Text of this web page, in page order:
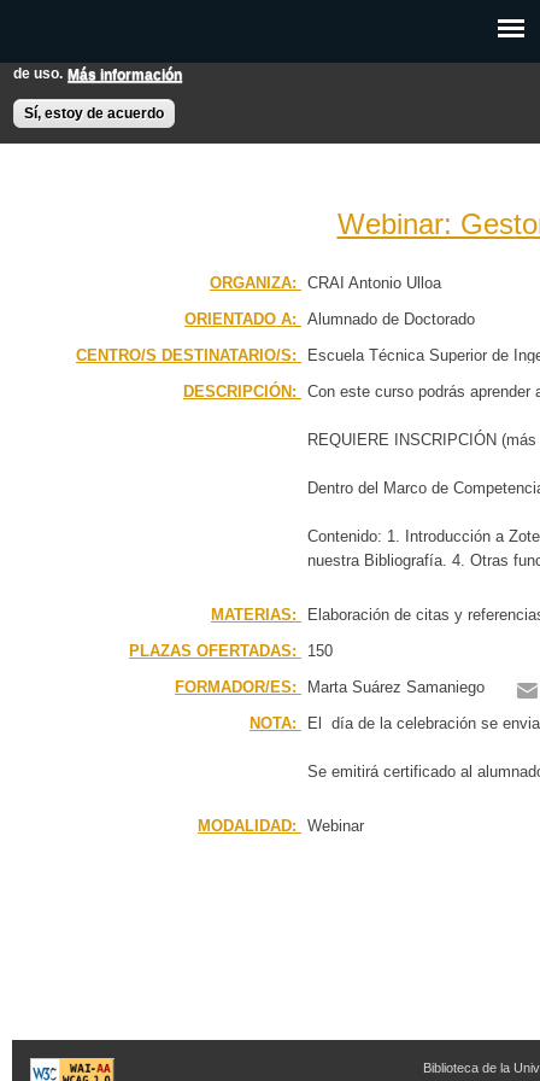
Esta web utiliza cookies para mejorar su experiencia de usuario.
de uso. Más información
Sí, estoy de acuerdo
principal
EXPON@us.es
PÁGINA PRINCIPAL
BÚSQUEDA AVANZADA
Webinar:
ORGANIZA:
CRAI Antonio Ulloa
ORIENTADO A:
Alumnado de Doctorado
CENTRO/S DESTINATARIO/S:
Escuela Técnica Superior de
DESCRIPCIÓN: Con este curso podrás
REQUIERE INSCRIPCIÓN
Dentro del Marco de
Contenido: 1. Introducción a
nuestra Bibliografía. 4. Otras
MATERIAS:
Elaboración de citas y
PLAZAS OFERTADAS:
150
FORMADOR/ES:
Marta Suárez Samaniego
NOTA:
El día de la celebración se
Se emitirá certificado al
MODALIDAD: Webinar
Biblioteca de la